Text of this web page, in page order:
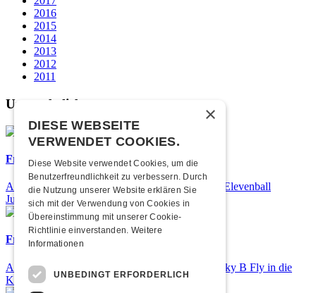
2016
2015
2014
2013
2012
2011
Unsere beliebtesten
Frisch bestätigt: 25 Jahre Elevenball
Am Samstag, 26. September 2026 findet das 25. Elevenball
Jubiläum statt
Frisch bestätigt: Nicky B Fly
Am Donnerstag, 05. November 2026 kommt Nicky B Fly in die
Kulturfabrik Kofmehl!
×
DIESE WEBSEITE
VERWENDET COOKIES.
Diese Website verwendet Cookies, um die
Benutzerfreundlichkeit zu verbessern. Durch
die Nutzung unserer Website erklären Sie
sich mit der Verwendung von Cookies in
Übereinstimmung mit unserer Cookie-
Richtlinie einverstanden. Weitere
Informationen
UNBEDINGT ERFORDERLICH